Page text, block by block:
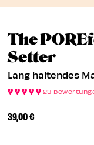
The
Setter
Lang haltendes
23
39,00 €